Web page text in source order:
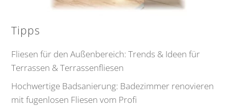
Tipps
Fliesen für den Außenbereich: Trends & Ideen für
Terrassen & Terrassenfliesen
Hochwertige Badsanierung: Badezimmer renovieren
mit fugenlosen Fliesen vom Profi